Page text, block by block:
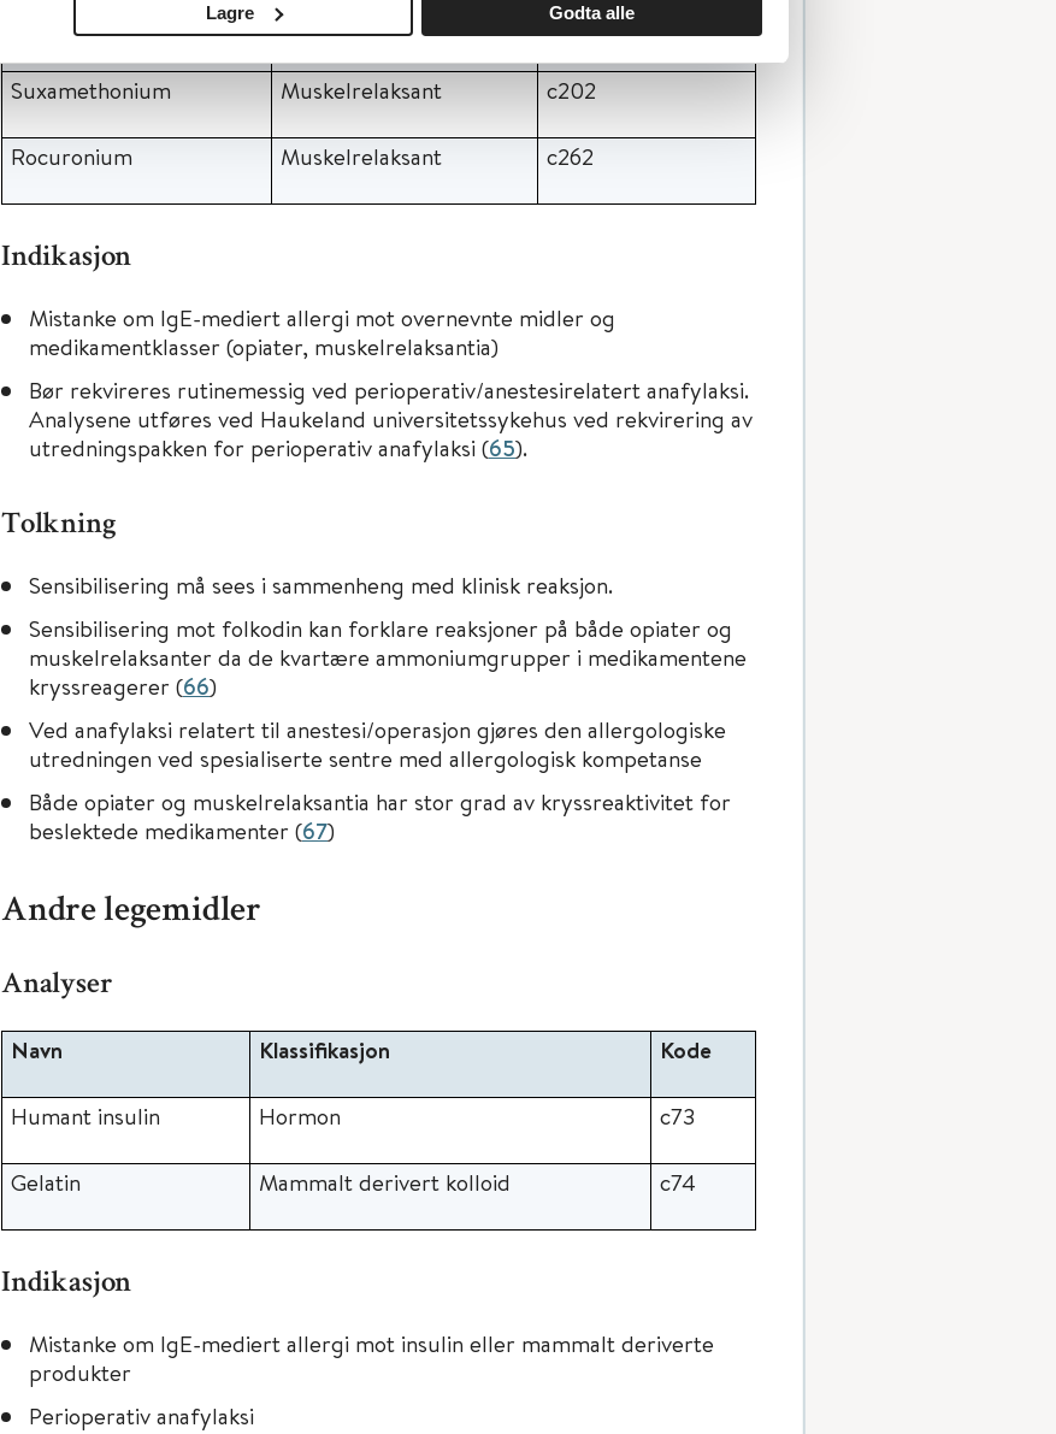
Lagre Godta alle
Smertestillende c260
Suxamethonium Muskelrelaksant c202
Rocuronium Muskelrelaksant c262
Indikasjon
Mistanke om IgE-mediert allergi mot overnevnte midler og
medikamentklasser (opiater, muskelrelaksantia)
Bør rekvireres rutinemessig ved perioperativ/anestesirelatert anafylaksi.
Analysene utføres ved Haukeland universitetssykehus ved rekvirering av
utredningspakken for perioperativ anafylaksi (65).
Tolkning
Sensibilisering må sees i sammenheng med klinisk reaksjon.
Sensibilisering mot folkodin kan forklare reaksjoner på både opiater og
muskelrelaksanter da de kvartære ammoniumgrupper i medikamentene
kryssreagerer (66)
Ved anafylaksi relatert til anestesi/operasjon gjøres den allergologiske
utredningen ved spesialiserte sentre med allergologisk kompetanse
Både opiater og muskelrelaksantia har stor grad av kryssreaktivitet for
beslektede medikamenter (67)
Andre legemidler
Analyser
Navn Klassifikasjon Kode
Humant insulin Hormon c73
Gelatin Mammalt derivert kolloid c74
Indikasjon
Mistanke om IgE-mediert allergi mot insulin eller mammalt deriverte
produkter
Perioperativ anafylaksi